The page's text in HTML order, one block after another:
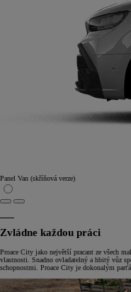
Panel Van (skříňová verze)
Zvládne každou práci
Proace City jako největší pracant ze všech
vlastnosti. Snadno ovladatelný a hbitý vůz
schopnostmi. Proace City je dokonalým